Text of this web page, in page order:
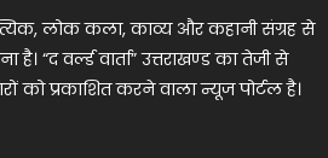
लोक कला, काव्य और कहानी संग्रह से
“द वर्ल्ड वार्ता” उत्तराखण्ड का तेजी से
को प्रकाशित करने वाला न्यूज पोर्टल है।